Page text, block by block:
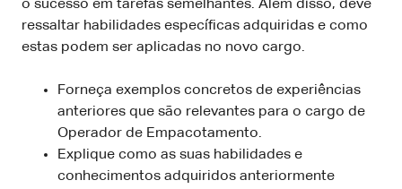
o sucesso em tarefas semelhantes. Além disso, deve
ressaltar habilidades específicas adquiridas e como
estas podem ser aplicadas no novo cargo.
Forneça exemplos concretos de experiências
anteriores que são relevantes para o cargo de
Operador de Empacotamento.
Explique como as suas habilidades e
conhecimentos adquiridos anteriormente